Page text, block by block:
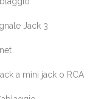
Jack 3
a mini jack o RCA